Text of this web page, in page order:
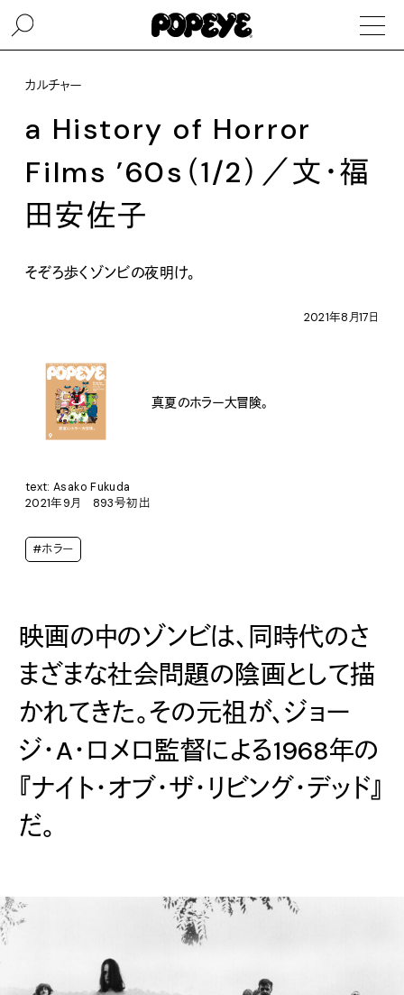
カルチャー
a History of Horror
Films ’60s（1/2）／文・福
田安佐子
そぞろ歩くゾンビの夜明け。
2021年8月17日
真夏のホラー大冒険。
text: Asako Fukuda
2021年9月 893号初出
#ホラー
映画の中のゾンビは、同時代のさ
まざまな社会問題の陰画として描
かれてきた。その元祖が、ジョー
ジ・A・ロメロ監督による1968年の
『ナイト・オブ・ザ・リビング・デッド』
だ。